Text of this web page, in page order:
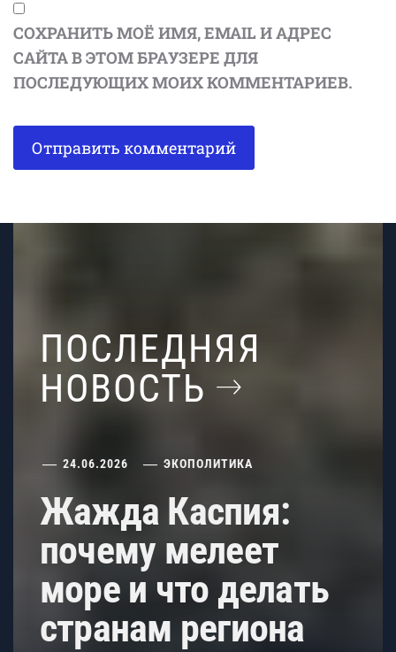
СОХРАНИТЬ МОЁ ИМЯ, EMAIL И АДРЕС
САЙТА В ЭТОМ БРАУЗЕРЕ ДЛЯ
ПОСЛЕДУЮЩИХ МОИХ КОММЕНТАРИЕВ.
ПОСЛЕДНЯЯ
НОВОСТЬ
24.06.2026 ЭКОПОЛИТИКА
Жажда Каспия:
почему мелеет
море и что делать
странам региона